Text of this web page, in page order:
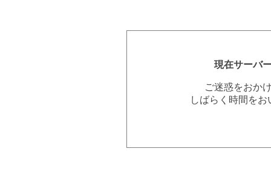
現在サーバ
ご迷惑をおか
しばらく時間を